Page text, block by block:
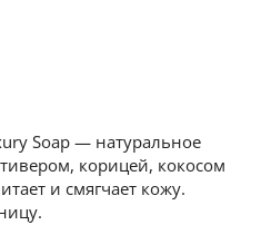
Soap — натуральное
корицей, кокосом
и смягчает кожу.